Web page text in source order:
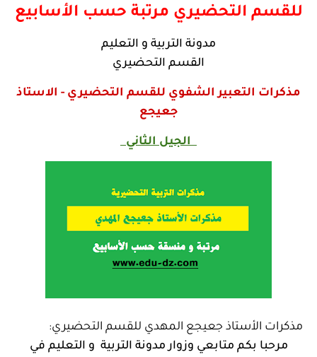
للقسم التحضيري مرتبة حسب الأسابيع
مدونة التربية و التعليم
القسم التحضيري
مذكرات التعبير الشفوي للقسم التحضيري - الاستاذ
جعيجع
الجيل الثاني
مذكرات الأستاذ جعيجع المهدي للقسم التحضيري:
مرحبا بكم متابعي وزوار مدونة التربية و التعليم في